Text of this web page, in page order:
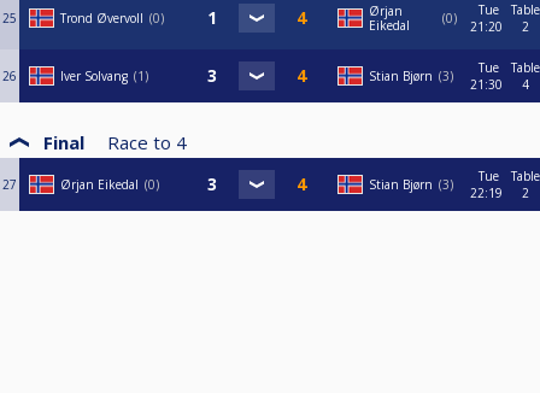
25 Trond Øvervoll 0
Ørjan
Eikedal
0
Tue
21:20
Table
2
26 Iver Solvang 1 Stian Bjørn 3
Tue
21:30
Table
4
Final Race to 4
27 Ørjan Eikedal 0 Stian Bjørn 3
Tue
22:19
Table
2